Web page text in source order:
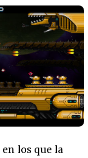
en los que la